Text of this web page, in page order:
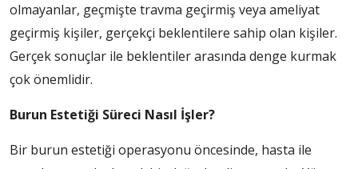
olmayanlar, geçmişte travma geçirmiş veya ameliyat
geçirmiş kişiler, gerçekçi beklentilere sahip olan kişiler.
Gerçek sonuçlar ile beklentiler arasında denge kurmak
çok önemlidir.
Burun Estetiği Süreci Nasıl İşler?
Bir burun estetiği operasyonu öncesinde, hasta ile